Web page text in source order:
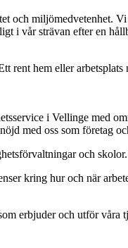
och miljömedvetenhet.
i vår strävan efter en
rent hem eller
i Vellinge med
med oss som företag
och
kring hur och när
erbjuder och utför